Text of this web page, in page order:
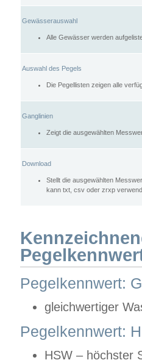
Gewässerauswahl
Alle Gewässer werden
Auswahl des Pegels
Die Pegellisten zeigen alle
Ganglinien
Zeigt die ausgewählten
Download
Stellt die ausgewählten
kann txt, csv oder zrxp
Pegelkennwert:
gleichwertiger
Pegelkennwert:
HSW – höchster